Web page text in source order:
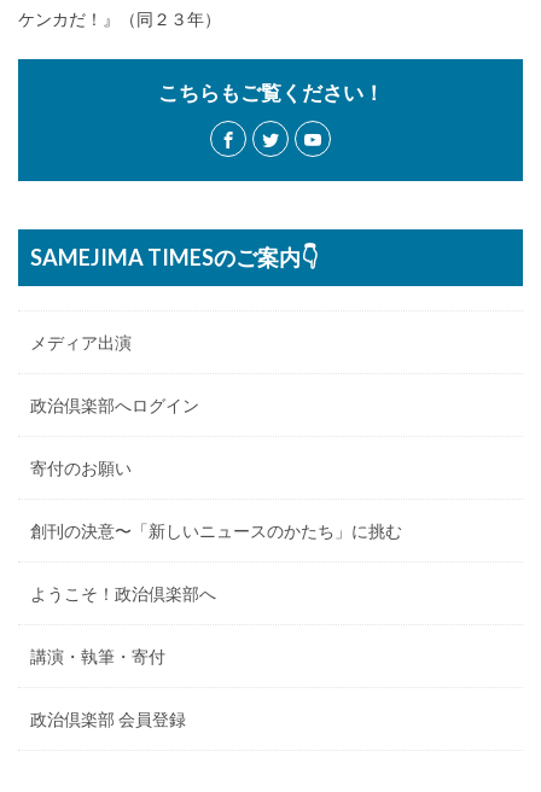
ケンカだ！』（同２３年）
こちらもご覧ください！
SAMEJIMA TIMESのご案内👇
メディア出演
政治倶楽部へログイン
寄付のお願い
創刊の決意〜「新しいニュースのかたち」に挑む
ようこそ！政治倶楽部へ
講演・執筆・寄付
政治倶楽部 会員登録